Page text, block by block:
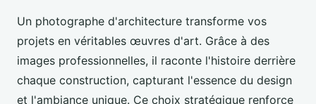
Un photographe d'architecture transforme vos
projets en véritables œuvres d'art. Grâce à des
images professionnelles, il raconte l'histoire derrière
chaque construction, capturant l'essence du design
et l'ambiance unique. Ce choix stratégique renforce